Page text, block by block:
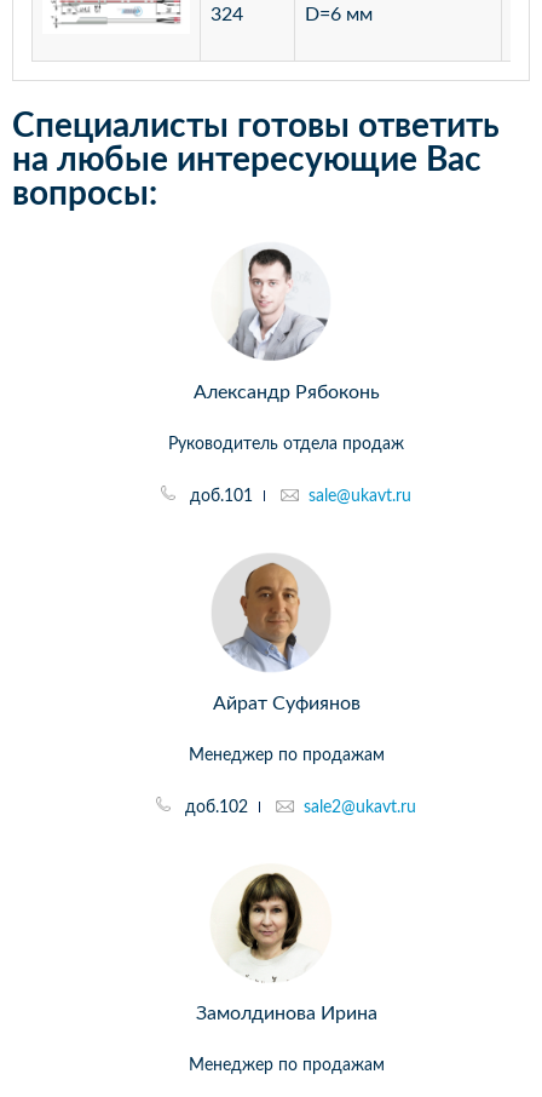
324 D=6 мм
Специалисты готовы ответить
на любые интересующие Вас
вопросы:
Александр Рябоконь
Руководитель отдела продаж
доб.101 sale@ukavt.ru
Айрат Суфиянов
Менеджер по продажам
доб.102 sale2@ukavt.ru
Замолдинова Ирина
Менеджер по продажам